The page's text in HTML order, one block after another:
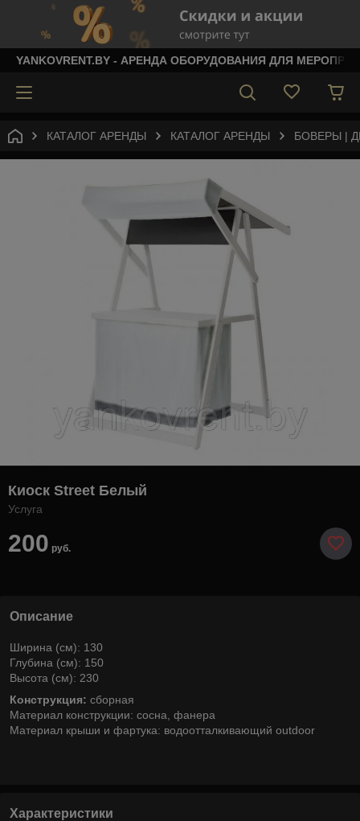
YANKOVRENT.BY - АРЕНДА ОБОРУДОВАНИЯ ДЛЯ
КАТАЛОГ АРЕНДЫ КАТАЛОГ АРЕНДЫ БОВЕРЫ |
Киоск Street Белый
Услуга
200 руб.
Описание
Ширина (см): 130
Глубина (см): 150
Высота (см): 230
Конструкция: сборная
Материал конструкции: сосна, фанера
Материал крыши и фартука: водоотталкивающий outdoor
Характеристики